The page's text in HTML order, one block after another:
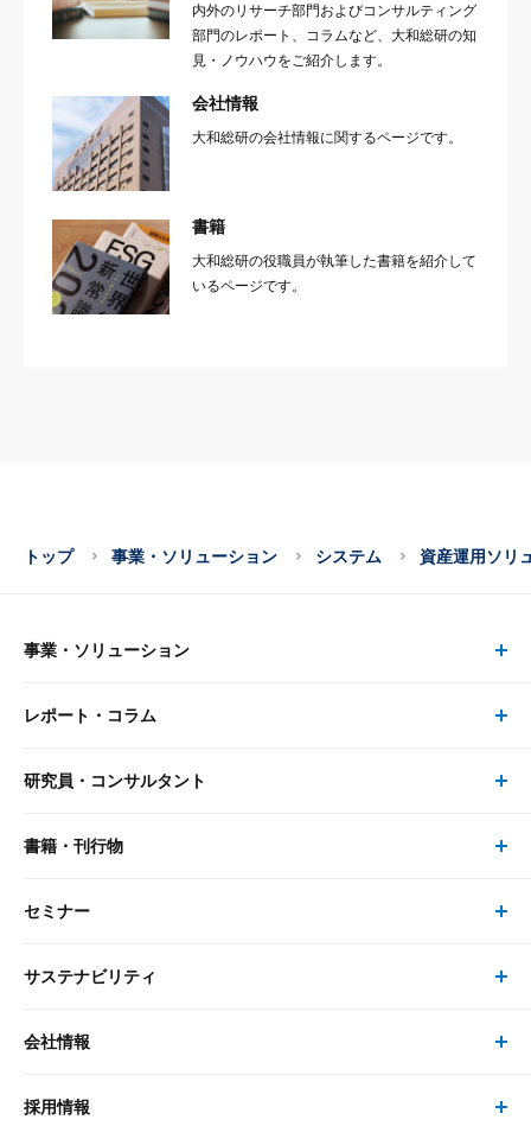
内外のリサーチ部門およびコンサルティング
部門のレポート、コラムなど、大和総研の知
見・ノウハウをご紹介します。
会社情報
大和総研の会社情報に関するページです。
書籍
大和総研の役職員が執筆した書籍を紹介して
いるページです。
トップ 事業・ソリューション システム 資産運用ソリ
事業・ソリューション
事業・ソリューション トップ
リサーチ
大和総研の強み
レポート・コラム
レポート・コラム トップ
最新のレポート・コラム
研究員・コンサルタント
研究員・コンサルタント トップ
研究員
書籍・刊行物
書籍・刊行物 トップ
書籍
セミナー
セミナー トップ
現在受付中のセミナー・イベント
サステナビリティ
サステナビリティの取り組み
次世代社会への貢献
会社情報
会社情報 トップ
採用情報